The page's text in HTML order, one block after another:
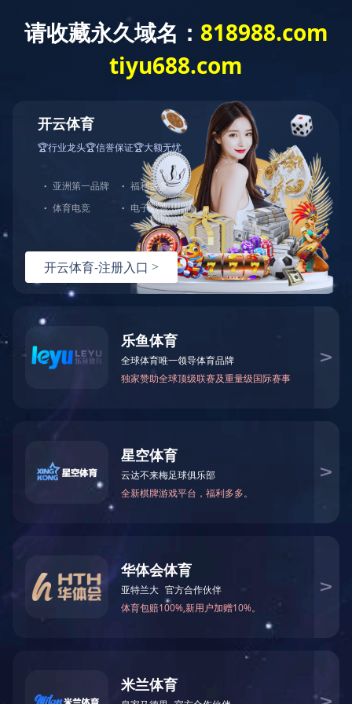
华体会体育
页
介
业
务
范
资
质
信
誉
企
业
荣
誉
公
司
业
绩
招
标
信
息
政
策
法
规
公司业绩
招标代理
政府采购
精品项目